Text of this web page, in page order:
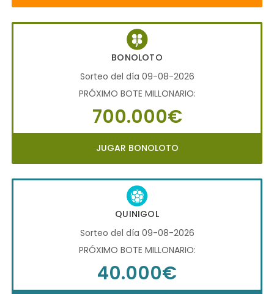
BONOLOTO
Sorteo del día 09-08-2026
PRÓXIMO BOTE MILLONARIO:
700.000€
JUGAR BONOLOTO
QUINIGOL
Sorteo del día 09-08-2026
PRÓXIMO BOTE MILLONARIO:
40.000€